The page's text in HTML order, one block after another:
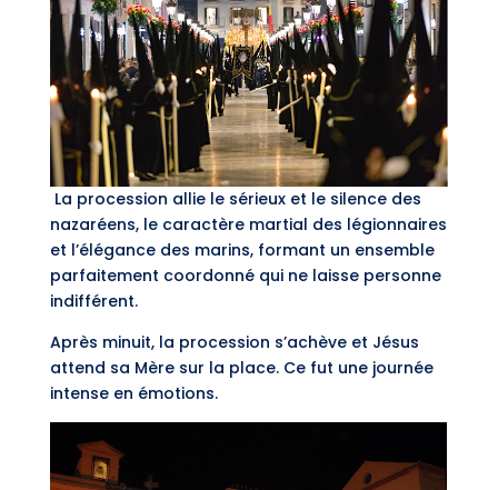
La procession allie le sérieux et le silence des
nazaréens, le caractère martial des légionnaires
et l’élégance des marins, formant un ensemble
parfaitement coordonné qui ne laisse personne
indifférent.
Après minuit, la procession s’achève et Jésus
attend sa Mère sur la place. Ce fut une journée
intense en émotions.